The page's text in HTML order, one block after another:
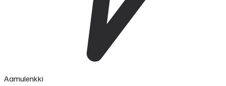
Aamulenkki